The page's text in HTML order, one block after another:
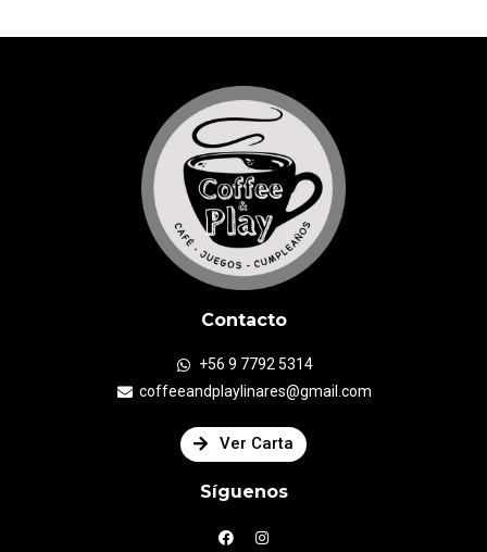
Contacto
+56 9 7792 5314
coffeeandplaylinares@gmail.com
Ver Carta
Síguenos